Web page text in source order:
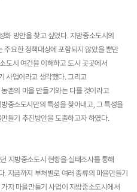
화 방안을 찾고 싶었다. 지방중소도시의
주요한 정책대상에 포함되지 않았을 뿐만
도시 여건을 이해하고 도시 곳곳에서
사업이라고 생각했다. 그리고
촌의 마을 만들기와는 다를 것이라고
중소도시만의 특성을 찾아내고, 그 특성을
들기 추진방안을 도출하고자 하였다.
지방중소도시 현황을 실태조사를 통해
지금까지 부처별로 여러 종류의 마을만들기
지 마을만들기 사업이 지방중소도시에서